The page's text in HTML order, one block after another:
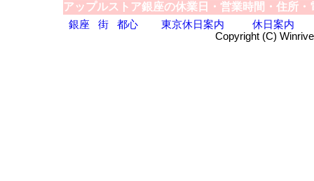
アップルストア銀座の休業日・営業時間・住所
銀座
街 都心 東京休日案内
休日案内
Copyright (C)